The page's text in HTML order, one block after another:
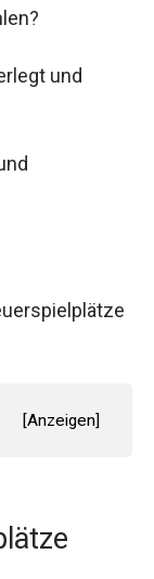
und
[Anzeigen]